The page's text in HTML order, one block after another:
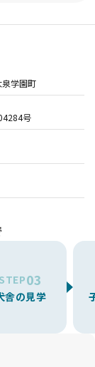
学園町
号
STEP03
舎の見学